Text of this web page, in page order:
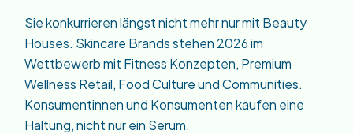
Sie konkurrieren längst nicht mehr nur mit Beauty
Houses. Skincare Brands stehen 2026 im
Wettbewerb mit Fitness Konzepten, Premium
Wellness Retail, Food Culture und Communities.
Konsumentinnen und Konsumenten kaufen eine
Haltung, nicht nur ein Serum.